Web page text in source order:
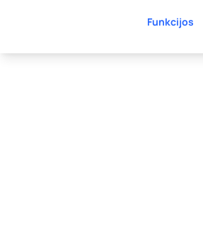
Funkcijos